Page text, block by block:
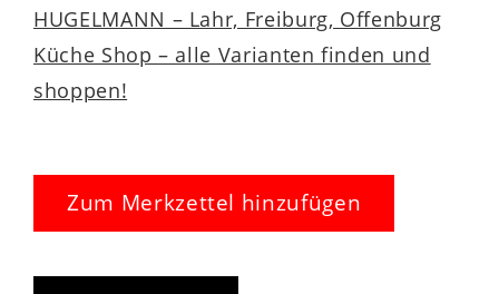
HUGELMANN – Lahr, Freiburg, Offenburg
Küche Shop – alle Varianten finden und
shoppen!
Zum Merkzettel hinzufügen